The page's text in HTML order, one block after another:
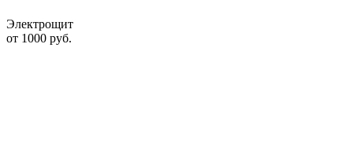
Электрощит
от 1000 руб.